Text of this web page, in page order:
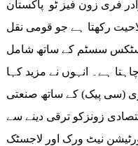
فری زون فیز ٹو پاکستان
صلاحیت رکھتا ہے جو قومی نقل
سسٹم کے ساتھ شامل
ہے۔ انہوں نے مزید کہا
(سی پیک) کے ساتھ صنعتی
زونزکو ترقی دینے سے
نیٹ ورک اور لاجسٹک